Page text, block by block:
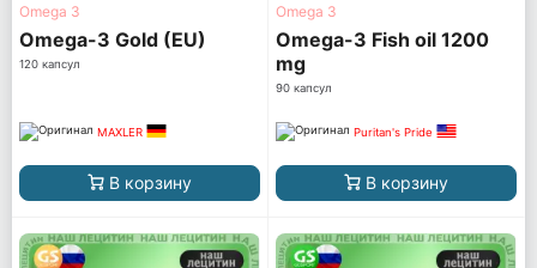
Omega 3
Omega-3 Gold (EU)
120 капсул
MAXLER
В корзину
Omega 3
Omega-3 Fish oil 1200
mg
90 капсул
Puritan's Pride
В корзину